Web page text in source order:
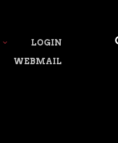
LOGIN
WEBMAIL